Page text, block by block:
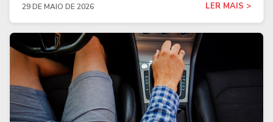
29 DE MAIO DE 2026 LER MAIS >